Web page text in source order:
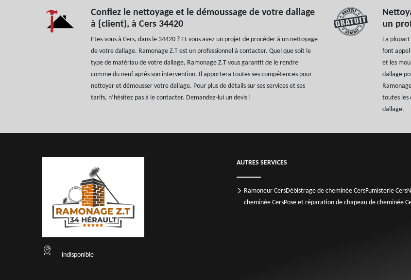
Confiez le nettoyage et le démoussage de votre dallage
à {client), à Cers 34420
Etes-vous à Cers, dans le 34420 ? Et vous avez un projet de procéder à un nettoyage
de votre dallage. Ramonage Z.T est un professionnel à contacter. Quel que soit le
type de matériau de votre dallage, Ramonage Z.T vous garantit de le rendre
comme du neuf après son intervention. Il apportera toutes ses compétences pour
nettoyer et démousser votre dallage. Pour plus de détails sur ses services et ses
tarifs, n’hésitez pas à le contacter. Demandez-lui un devis !
un
La
font appel
et les
dallage
toutes les
dallage.
indisponible
AUTRES SERVICES
Ramoneur CersDébistrage de cheminée CersFumisterie Cers
cheminée CersPose et réparation de chapeau de cheminée